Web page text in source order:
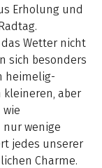
Erholung und
Wetter nicht
sich besonders
heimelig-
kleineren, aber
nur wenige
jedes unserer
Charme.